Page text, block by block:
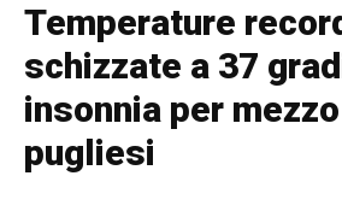
Temperature
schizzate a 37
insonnia per
pugliesi